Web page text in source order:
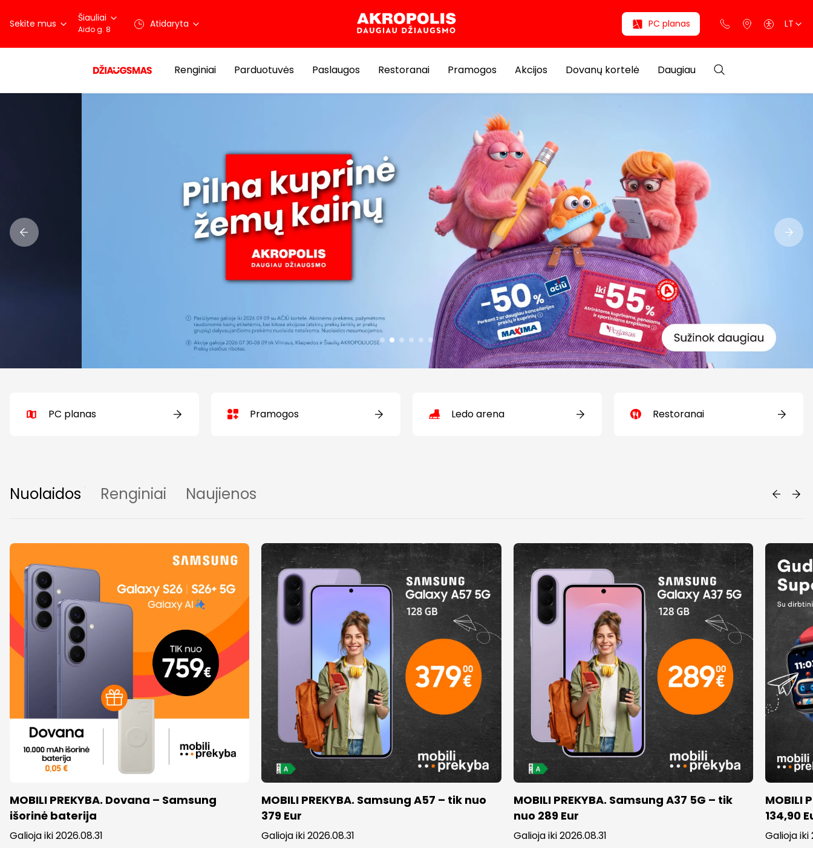
Sekite mus Šiauliai
Aido g. 8 Atidaryta PC planas LT
Renginiai Parduotuvės Paslaugos Restoranai Pramogos Akcijos Dovanų kortelė Daugiau
PC planas Pramogos Ledo arena Restoranai
Nuolaidos Renginiai Naujienos
MOBILI PREKYBA. Dovana – Samsung
išorinė baterija
Galioja iki 2026.08.31
MOBILI PREKYBA. Samsung A57 – tik nuo
379 Eur
Galioja iki 2026.08.31
MOBILI PREKYBA. Samsung A37 5G – tik
nuo 289 Eur
Galioja iki 2026.08.31
MOBILI
134,90
Galioja iki